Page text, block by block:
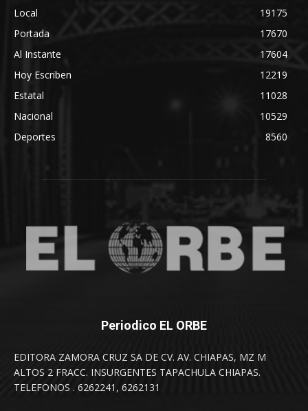
Local
19175
Portada
17670
Al Instante
17604
Hoy Escriben
12219
Estatal
11028
Nacional
10529
Deportes
8560
Periodico EL ORBE
EDITORA ZAMORA CRUZ SA DE CV. AV. CHIAPAS, MZ M
ALTOS 2 FRACC. INSURGENTES TAPACHULA CHIAPAS.
TELEFONOS . 6262241, 6262131